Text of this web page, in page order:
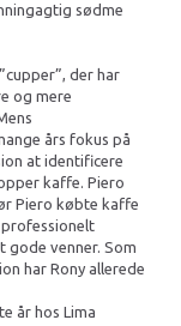
sødme
der har
og mere
års fokus på
at identificere
kaffe. Piero
Piero købte kaffe
gode venner. Som
har Rony allerede
år hos Lima